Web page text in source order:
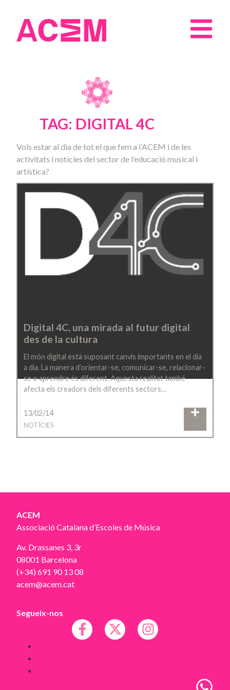
TAG: DIGITAL 4C
Vols estar al dia de tot el que fem a l’ACEM i de les
activitats i notícies del sector de l’educació musical i
artística?
Digital 4C, una mirada al futur digital
des de la cultura
El món digital està suposant canvis importants en el dia
a dia. La manera d’orientar-se, comunicar-se, relacionar-
se o aprendre és diferent. Aquesta realitat també
afecta els creadors dels diferents sectors…
13/02/14
NOTÍCIES
ACEM
Associació Catalana d’Escoles de Música
Av. Drassanes 3, 3r
08001 Barcelona
(+34) 691 90 13 08
acem@acem.cat
Segueix-nos